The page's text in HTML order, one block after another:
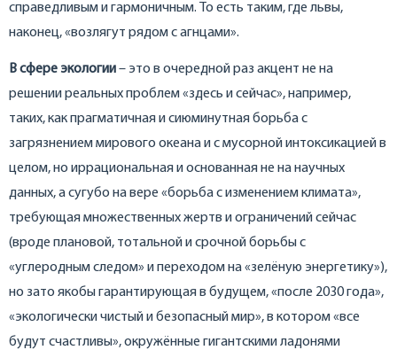
справедливым и гармоничным. То есть таким, где львы,
наконец, «возлягут рядом с агнцами».
В сфере экологии– это в очередной раз акцент не на
решении реальных проблем «здесь и сейчас», например,
таких, как прагматичная и сиюминутная борьба с
загрязнением мирового океана и с мусорной интоксикацией в
целом, но иррациональная и основанная не на научных
данных, а сугубо на вере «борьба с изменением климата»,
требующая множественных жертв и ограничений сейчас
(вроде плановой, тотальной и срочной борьбы с
«углеродным следом» и переходом на «зелёную энергетику»),
но зато якобы гарантирующая в будущем, «после 2030 года»,
«экологически чистый и безопасный мир», в котором «все
будут счастливы», окружённые гигантскими ладонями